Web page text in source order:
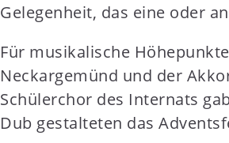
Gelegenheit, das eine oder
Für musikalische
Neckargemünd und der
Schülerchor des Internats
Dub gestalteten das